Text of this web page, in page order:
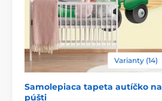
Varianty (14)
Samolepiaca tapeta autíčko na
púšti